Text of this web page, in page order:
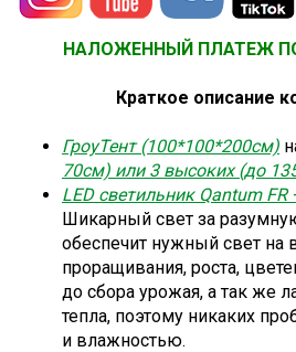
НАЛОЖЕННЫЙ ПЛАТЕЖ
Краткое описание
ГроуТент (100*100*200см)
70см) или 3 высоких (до
LED светильник Qantum FR
Шикарный свет за
обеспечит нужный свет на
проращивания, роста,
до сбора урожая, а так же
тепла, поэтому никаких
и влажностью.